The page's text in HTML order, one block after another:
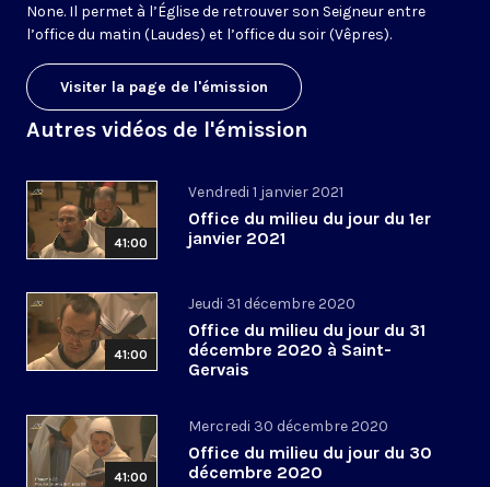
None. Il permet à l’Église de retrouver son Seigneur entre
l’office du matin (Laudes) et l’office du soir (Vêpres).
Visiter la page de l'émission
Autres vidéos de l'émission
41:00
Vendredi 1 janvier 2021
Office du milieu du jour du 1er
janvier 2021
41:00
Jeudi 31 décembre 2020
Office du milieu du jour du 31
décembre 2020 à Saint-
Gervais
41:00
Mercredi 30 décembre 2020
Office du milieu du jour du 30
décembre 2020